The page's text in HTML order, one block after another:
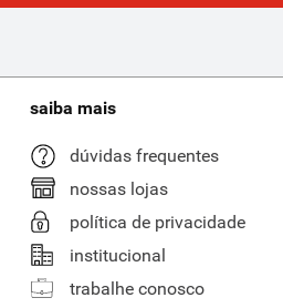
saiba mais
dúvidas frequentes
nossas lojas
política de privacidade
institucional
trabalhe conosco